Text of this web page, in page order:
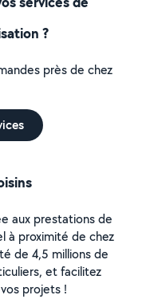
?
près de chez
aux prestations de
à proximité de chez
de 4,5 millions de
et facilitez
projets !